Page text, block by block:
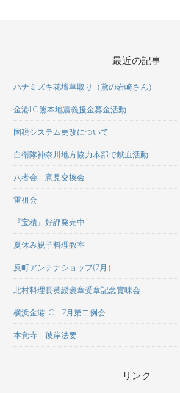
最近の記事
ハナミズキ花壇草取り（鳶の岩崎さん）
金港LC 熊本地震義援金募金活動
国税システム更改について
自衛隊神奈川地方協力本部で献血活動
八者会 意見交換会
雷祖会
『宝積』好評発売中
夏休み親子料理教室
反町アンテナショップ(7月）
北村料理長黄綬褒章受章記念賞味会
横浜金港LC 7月第二例会
本覚寺 彼岸法要
リンク